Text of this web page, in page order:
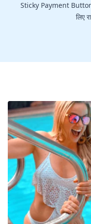
Sticky Payment
लिए